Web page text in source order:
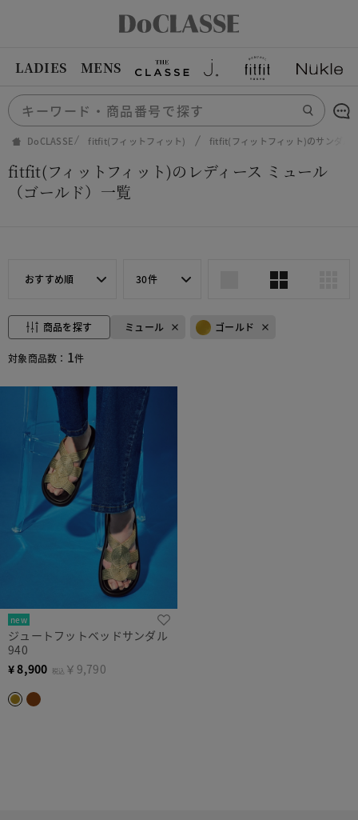
LADIES MENS
DoCLASSE fitfit(フィットフィット) fitfit(フィットフィット)のサンダル
fitfit(フィットフィット)のレディース ミュール
（ゴールド）一覧
おすすめ順 30件
商品を探す ミュール ゴールド
対象商品数： 1件
new
ジュートフットベッドサンダル
940
¥8,900 税込 ￥9,790